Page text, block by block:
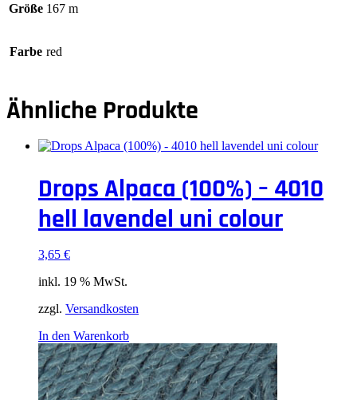
Größe 167 m
Farbe red
Ähnliche Produkte
Drops Alpaca (100%) – 4010
hell lavendel uni colour
3,65 €
inkl. 19 % MwSt.
zzgl. Versandkosten
In den Warenkorb